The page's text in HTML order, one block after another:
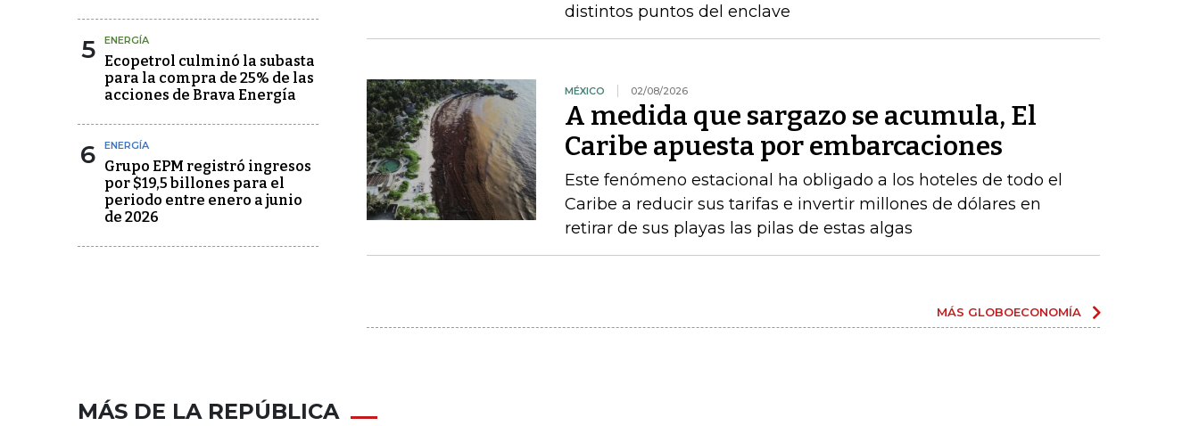
5 ENERGÍA
Ecopetrol culminó la subasta
para la compra de 25% de las
acciones de Brava Energía
6 ENERGÍA
Grupo EPM registró ingresos
por $19,5 billones para el
periodo entre enero a junio
de 2026
distintos puntos del enclave
MÉXICO 02/08/2026
A medida que sargazo se acumula, El
Caribe apuesta por embarcaciones
Este fenómeno estacional ha obligado a los hoteles de todo el
Caribe a reducir sus tarifas e invertir millones de dólares en
retirar de sus playas las pilas de estas algas
MÁS GLOBOECONOMÍA
MÁS DE LA REPÚBLICA